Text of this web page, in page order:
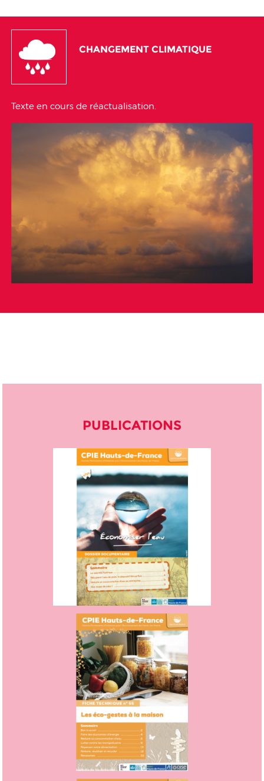
CHANGEMENT CLIMATIQUE
Texte en cours de réactualisation.
PUBLICATIONS